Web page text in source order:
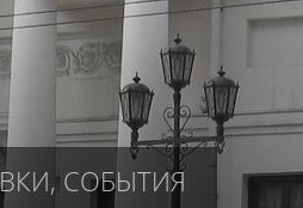
СОБЫТИЯ